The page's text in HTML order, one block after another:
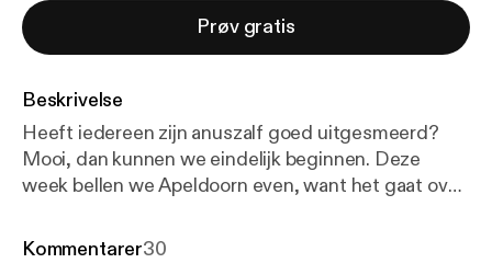
Prøv gratis
Beskrivelse
Heeft iedereen zijn anuszalf goed uitgesmeerd?
Mooi, dan kunnen we eindelijk beginnen. Deze
week bellen we Apeldoorn even, want het gaat over
steengoede reclame van RTV Rijnmond natuurlijk
Kommentarer30